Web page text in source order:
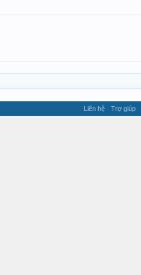
Liên hệ Trợ giúp